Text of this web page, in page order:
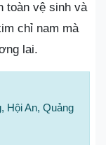
toàn vệ sinh và
chỉ nam mà
lai.
Hội An, Quảng